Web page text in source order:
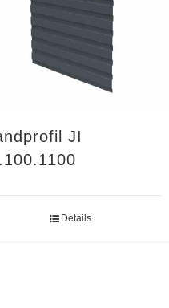
JI
Details